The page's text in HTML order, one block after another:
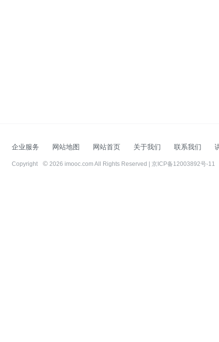
企业服务 网站地图 网站首页 关于我们 联系我们
Copyright 2026 imooc.com All Rights Reserved | 京ICP备12003892号-11